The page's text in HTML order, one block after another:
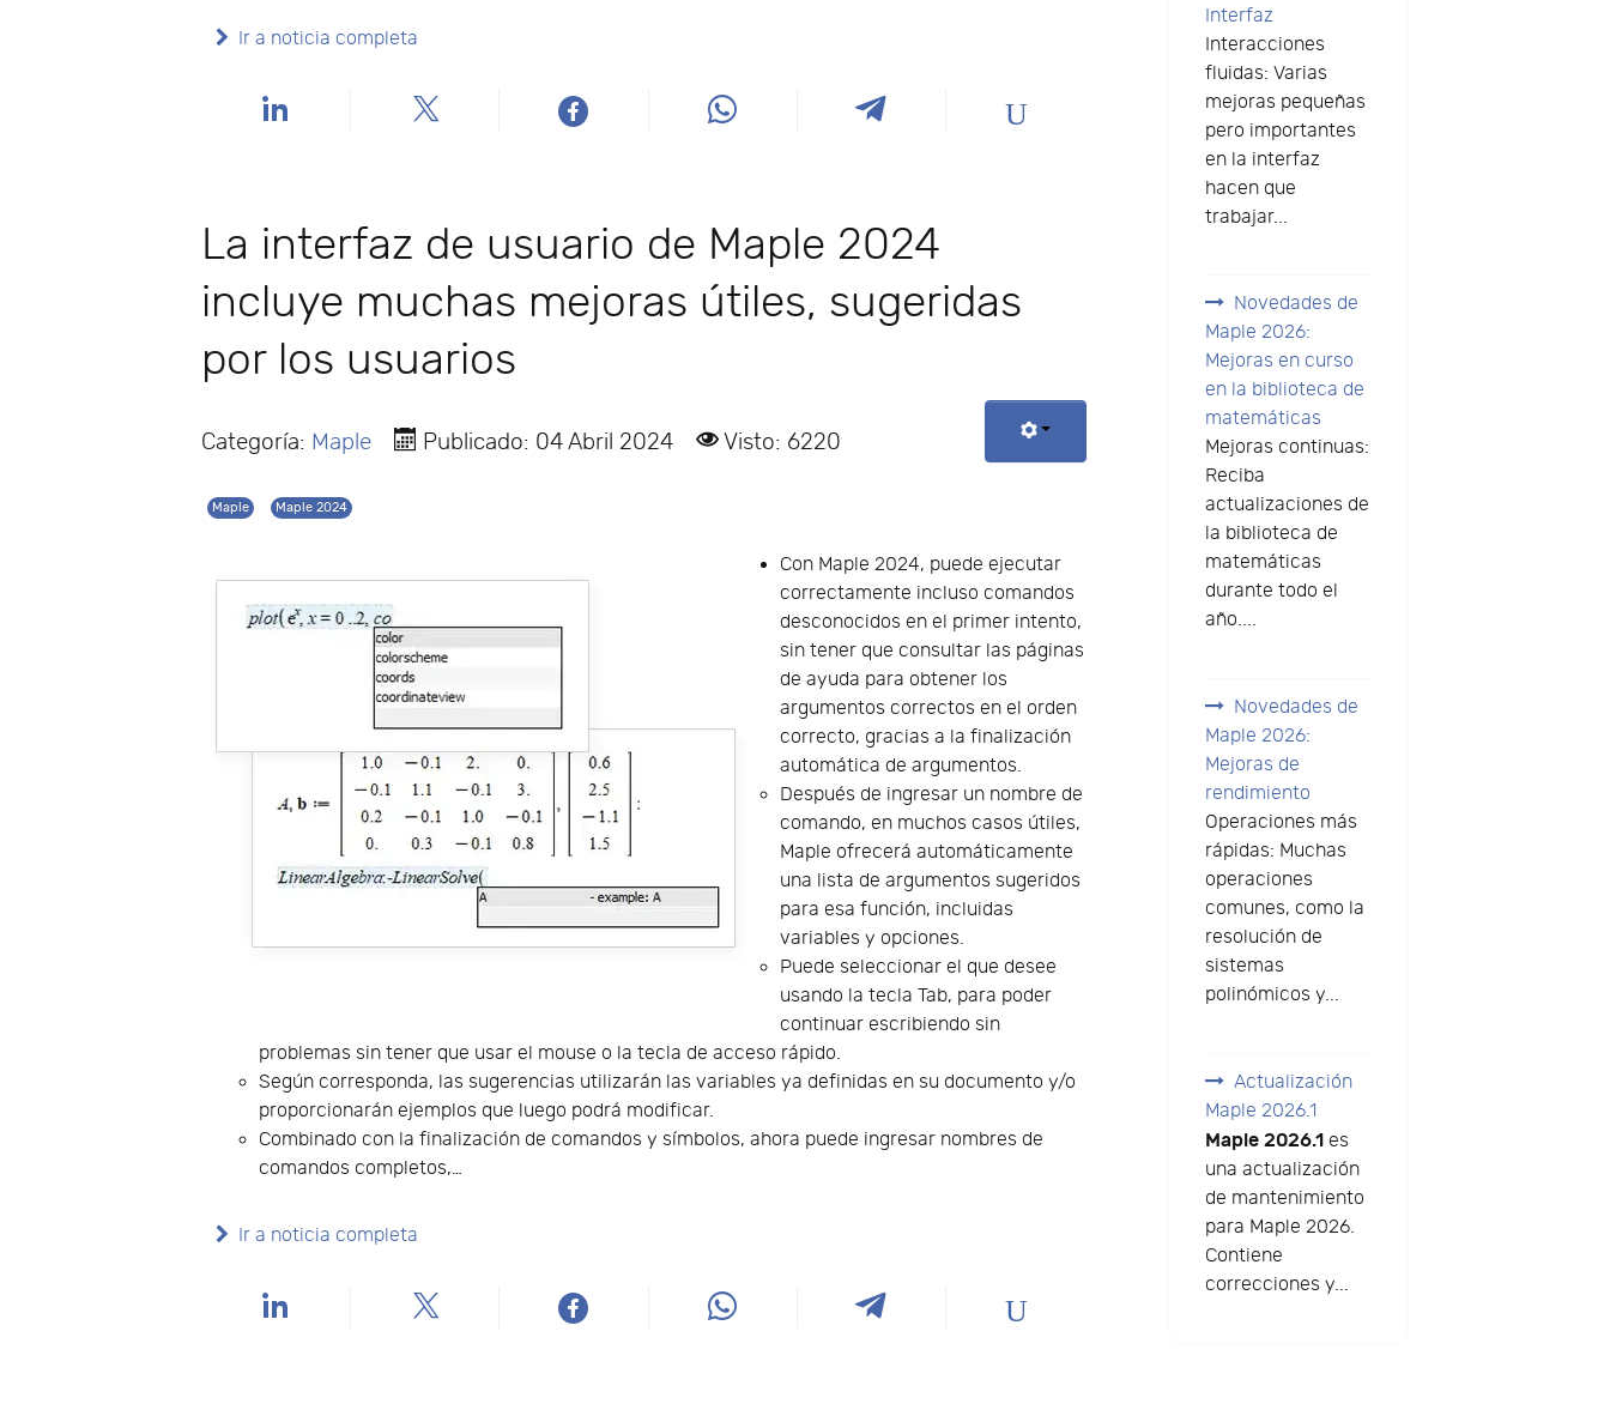
Ir a noticia completa
La interfaz de usuario de Maple 2024
incluye muchas mejoras útiles, sugeridas
por los usuarios
Categoría: Maple Publicado: 04 Abril 2024 Visto: 6220
Maple Maple 2024
Con Maple 2024, puede ejecutar
correctamente incluso comandos
desconocidos en el primer intento,
sin tener que consultar las páginas
de ayuda para obtener los
argumentos correctos en el orden
correcto, gracias a la finalización
automática de argumentos.
Después de ingresar un nombre de
comando, en muchos casos útiles,
Maple ofrecerá automáticamente
una lista de argumentos sugeridos
para esa función, incluidas
variables y opciones.
Puede seleccionar el que desee
usando la tecla Tab, para poder
continuar escribiendo sin
problemas sin tener que usar el mouse o la tecla de acceso rápido.
Según corresponda, las sugerencias utilizarán las variables ya definidas en su documento y/o
proporcionarán ejemplos que luego podrá modificar.
Combinado con la finalización de comandos y símbolos, ahora puede ingresar nombres de
comandos completos,…
Ir a noticia completa
Interfaz
Interacciones
fluidas: Varias
mejoras pequeñas
pero importantes
en la interfaz
hacen que
trabajar...
Novedades de
Maple 2026:
Mejoras en curso
en la biblioteca de
matemáticas
Mejoras continuas:
Reciba
actualizaciones de
la biblioteca de
matemáticas
durante todo el
año....
Novedades de
Maple 2026:
Mejoras de
rendimiento
Operaciones más
rápidas: Muchas
operaciones
comunes, como la
resolución de
sistemas
polinómicos y...
Actualización
Maple 2026.1
Maple 2026.1es
una actualización
de mantenimiento
para Maple 2026.
Contiene
correcciones y...